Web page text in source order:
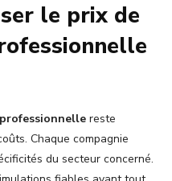
le prix de
professionnelle reste
Chaque compagnie
du secteur concerné.